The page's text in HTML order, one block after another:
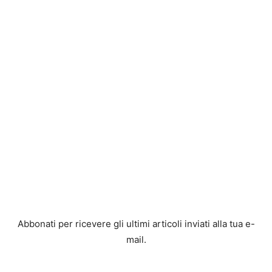
Abbonati per ricevere gli ultimi articoli inviati alla tua e-
mail.